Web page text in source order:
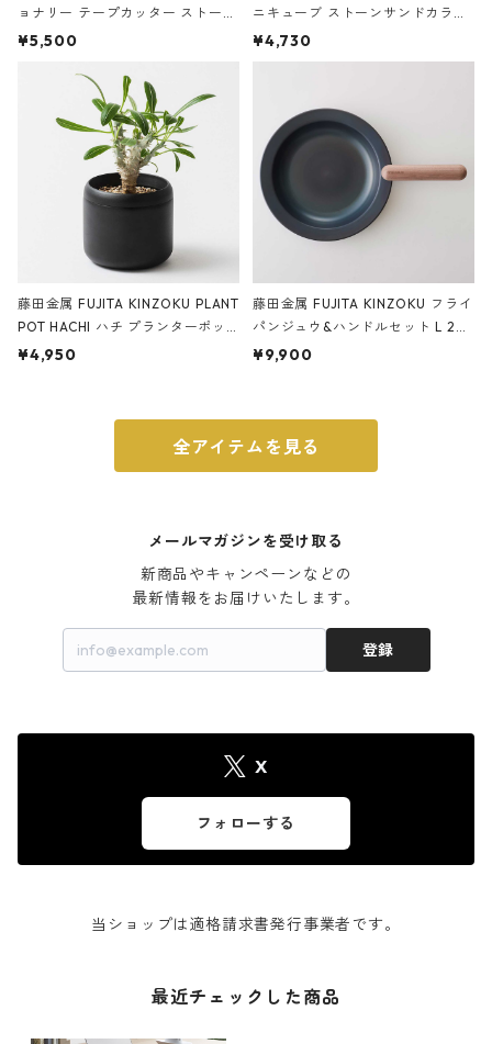
ョナリー テープカッター ストーン
サンドカラー 石調 ideaco Station
¥5,500
ニキューブ ストーンサンドカラー
石調 ideaco Umbrella Stand CUB
E ストーンサンドブラック
¥4,730
藤田金属 FUJITA KINZOKU PLANT
POT HACHI ハチ プランターポッ
ト 3号 ブラック
¥4,950
藤田金属 FUJITA KINZOKU フライ
パンジュウ&ハンドルセット L 24c
m ガス火・IH対応 鉄フライパン
¥9,900
全アイテムを見る
メールマガジンを受け取る
新商品やキャンペーンなどの
最新情報をお届けいたします。
登録
X
フォローする
当ショップは適格請求書発行事業者です。
最近チェックした商品